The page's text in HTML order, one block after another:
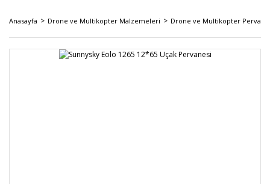
Anasayfa Drone ve Multikopter Malzemeleri Drone ve Multikopter